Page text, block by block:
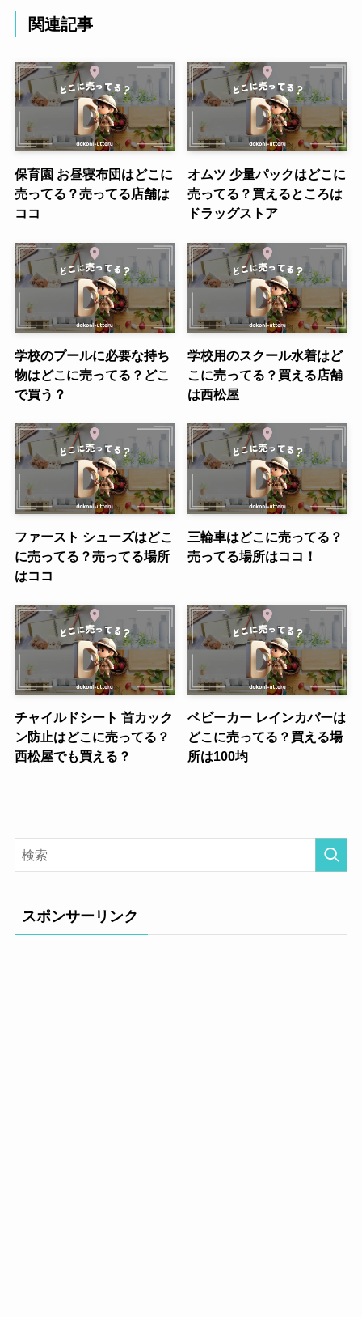
関連記事
保育園 お昼寝布団はどこに
売ってる？売ってる店舗は
ココ
オムツ 少量パックはどこに
売ってる？買えるところは
ドラッグストア
学校のプールに必要な持ち
物はどこに売ってる？どこ
で買う？
学校用のスクール水着はど
こに売ってる？買える店舗
は西松屋
ファースト シューズはどこ
に売ってる？売ってる場所
はココ
三輪車はどこに売ってる？
売ってる場所はココ！
チャイルドシート 首カック
ン防止はどこに売ってる？
西松屋でも買える？
ベビーカー レインカバーは
どこに売ってる？買える場
所は100均
スポンサーリンク